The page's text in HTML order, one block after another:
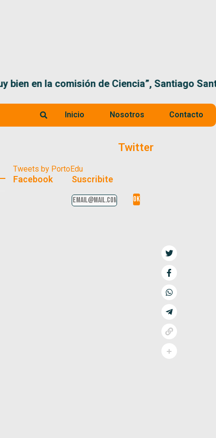
comisión de Ciencia”, Santiago Santurio
Inicio Nosotros Contacto
Twitter
Tweets by PortoEdu
Facebook Suscribite